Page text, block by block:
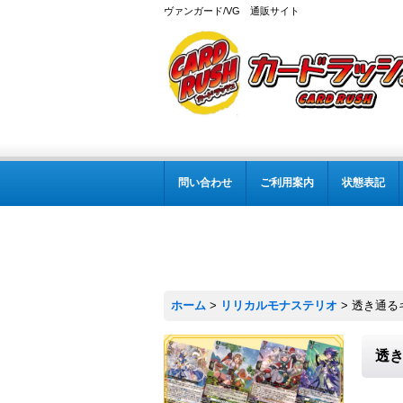
ヴァンガード/VG 通販サイト
問い合わせ ご利用案内 状態表記
ホーム > リリカルモナステリオ > 透き通る
透